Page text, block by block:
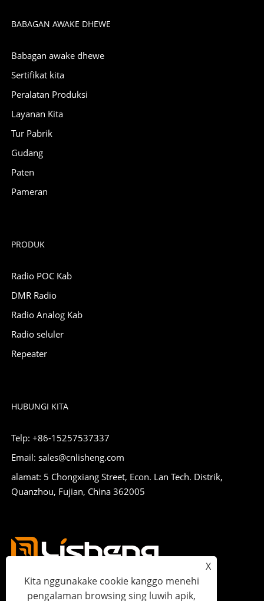
BABAGAN AWAKE DHEWE
Babagan awake dhewe
Sertifikat kita
Peralatan Produksi
Layanan Kita
Tur Pabrik
Gudang
Paten
Pameran
PRODUK
Radio POC Kab
DMR Radio
Radio Analog Kab
Radio seluler
Repeater
HUBUNGI KITA
Telp: +86-15257537337
Email: sales@cnlisheng.com
alamat: 5 Chongxiang Street, Econ. Lan Tech. Distrik,
Quanzhou, Fujian, China 362005
X
Kita nggunakake cookie kanggo menehi
pengalaman browsing sing luwih apik,